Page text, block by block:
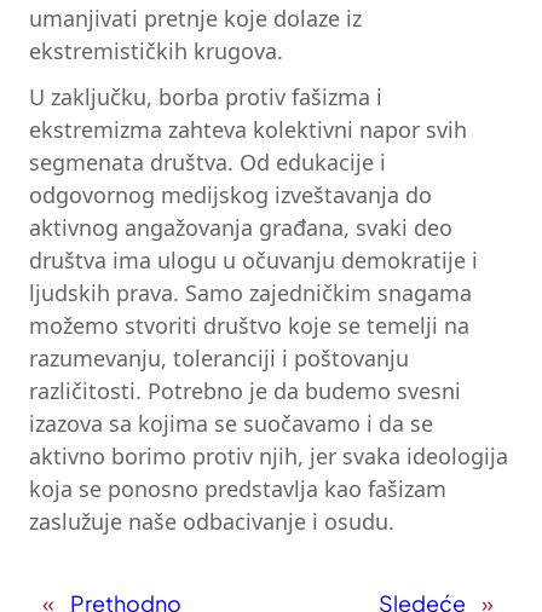
umanjivati pretnje koje dolaze iz
ekstremističkih krugova.
U zaključku, borba protiv fašizma i
ekstremizma zahteva kolektivni napor svih
segmenata društva. Od edukacije i
odgovornog medijskog izveštavanja do
aktivnog angažovanja građana, svaki deo
društva ima ulogu u očuvanju demokratije i
ljudskih prava. Samo zajedničkim snagama
možemo stvoriti društvo koje se temelji na
razumevanju, toleranciji i poštovanju
različitosti. Potrebno je da budemo svesni
izazova sa kojima se suočavamo i da se
aktivno borimo protiv njih, jer svaka ideologija
koja se ponosno predstavlja kao fašizam
zaslužuje naše odbacivanje i osudu.
« Prethodno Sledeće »